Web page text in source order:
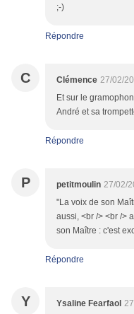
;-)
Répondre
C Clémence 27/02/
Et sur le
André et sa
Répondre
P petitmoulin 27/02/
"La voix de son
aussi, <br /> <br />
son Maître : c'est
Répondre
Y Ysaline Fearfaol